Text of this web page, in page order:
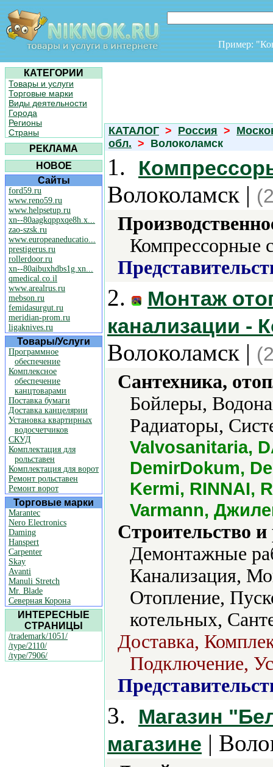
Пример:
КАТЕГОРИИ
Товары и услуги
Торговые марки
Виды деятельности
Города
Регионы
Страны
РЕКЛАМА
НОВОЕ
Сайты
ford59.ru
www.reno59.ru
www.helpsetup.ru
xn--80aagkqppxqe8h.x...
zao-szsk.ru
www.europeaneducatio...
prestigerus.ru
rollerdoor.ru
xn--80aibuxhdbs1g.xn...
qmedical.co.il
www.arealrus.ru
mebson.ru
femidasurgut.ru
meridian-prom.ru
ligaknives.ru
Товары/Услуги
Программное
обеспечение
Комплексное
обеспечение
канцтоварами
Поставка бумаги
Доставка канцелярии
Установка квартирных
водосчетчиков
СКУД
Комплектация для
рольставен
Комплектация для ворот
Ремонт рольставен
Ремонт ворот
Торговые марки
Marantec
Nero Electronics
Daming
Hanspert
Carpenter
Skay
Avanti
Manuli Stretch
Mr. Blade
Северная Корона
ИНТЕРЕСНЫЕ
СТРАНИЦЫ
/trademark/1051/
/type/2110/
/type/7906/
КАТАЛОГ > Россия >
обл. > Волоколамск
1.
Волоколамск |
Компрессорные
2.
Монтаж
канализации -
Волоколамск |
Сантехника,
Бойлеры,
Радиаторы,
Valvosanitaria,
DemirDokum,
Kermi, RINNAI,
Varmann,
Строительство
Демонтажные
Канализация,
Отопление,
котельных,
Доставка,
Подключение,
3.
Магазин
магазине |